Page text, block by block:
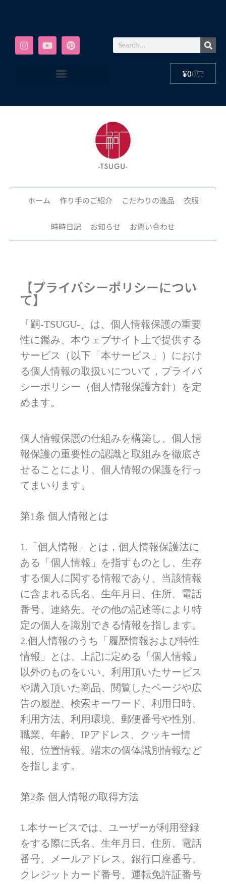
¥00
ホーム 作り手のご紹介 こだわりの逸品 衣服
時時日記 お知らせ お問い合わせ
【プライバシーポリシーについ
て】
「嗣-TSUGU-」は、個人情報保護の重要
性に鑑み、本ウェブサイト上で提供する
サービス（以下「本サービス」）におけ
る個人情報の取扱いについて，プライバ
シーポリシー（個人情報保護方針）を定
めます。
個人情報保護の仕組みを構築し、個人情
報保護の重要性の認識と取組みを徹底さ
せることにより、個人情報の保護を行っ
てまいります。
第1条 個人情報とは
1.「個人情報」とは，個人情報保護法に
ある「個人情報」を指すものとし、生存
する個人に関する情報であり、当該情報
に含まれる氏名、生年月日、住所、電話
番号、連絡先、その他の記述等により特
定の個人を識別できる情報を指します。
2.個人情報のうち「履歴情報および特性
情報」とは、上記に定める「個人情報」
以外のものをいい、利用頂いたサービス
や購入頂いた商品、閲覧したページや広
告の履歴、検索キーワード、利用日時、
利用方法、利用環境、郵便番号や性別、
職業、年齢、IPアドレス、クッキー情
報、位置情報、端末の個体識別情報など
を指します。
第2条 個人情報の取得方法
1.本サービスでは、ユーザーが利用登録
をする際に氏名、生年月日、住所、電話
番号、メールアドレス、銀行口座番号、
クレジットカード番号、運転免許証番号